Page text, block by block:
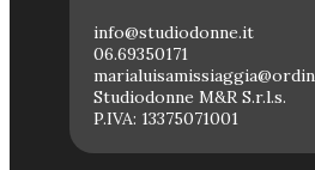
info@studiodonne.it
06.69350171
Studiodonne M&R S.r.l.s.
P.IVA: 13375071001